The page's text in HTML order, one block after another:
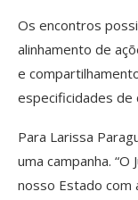
Os encontros
alinhamento de
e
especificidades de
Para Larissa
uma campanha.
nosso Estado com